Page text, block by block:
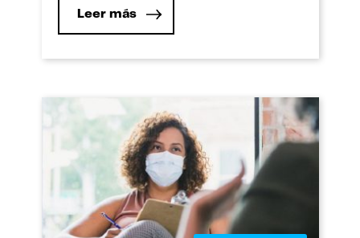
Webinar Premium: “Perspectivas
recuperamos?”, evento que contó con la
Jorge Gonzales Izquierdo, exministro de
estado en […]
Leer más